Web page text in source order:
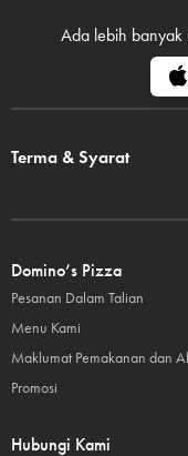
Ada lebih banyak
Terma & Syarat
Domino’s Pizza
Pesanan Dalam Talian
Menu Kami
Maklumat Pemakanan dan
Promosi
Hubungi Kami